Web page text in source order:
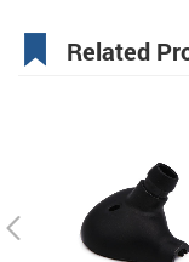
Related